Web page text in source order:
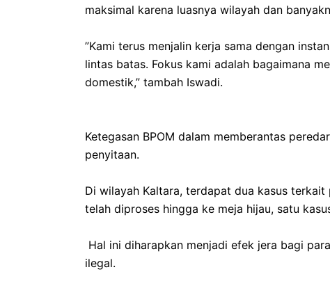
maksimal karena luasnya wilayah dan
‎​”Kami terus menjalin kerja sama dengan
lintas batas. Fokus kami adalah bagaimana
domestik,” tambah Iswadi.
‎​Ketegasan BPOM dalam memberantas
penyitaan.
‎Di wilayah Kaltara, terdapat dua kasus
telah diproses hingga ke meja hijau, satu
Hal ini diharapkan menjadi efek jera bagi
ilegal.